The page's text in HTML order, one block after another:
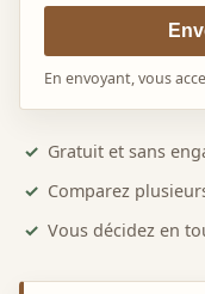
En envoyant, vous
Gratuit et sans
Comparez
Vous décidez en